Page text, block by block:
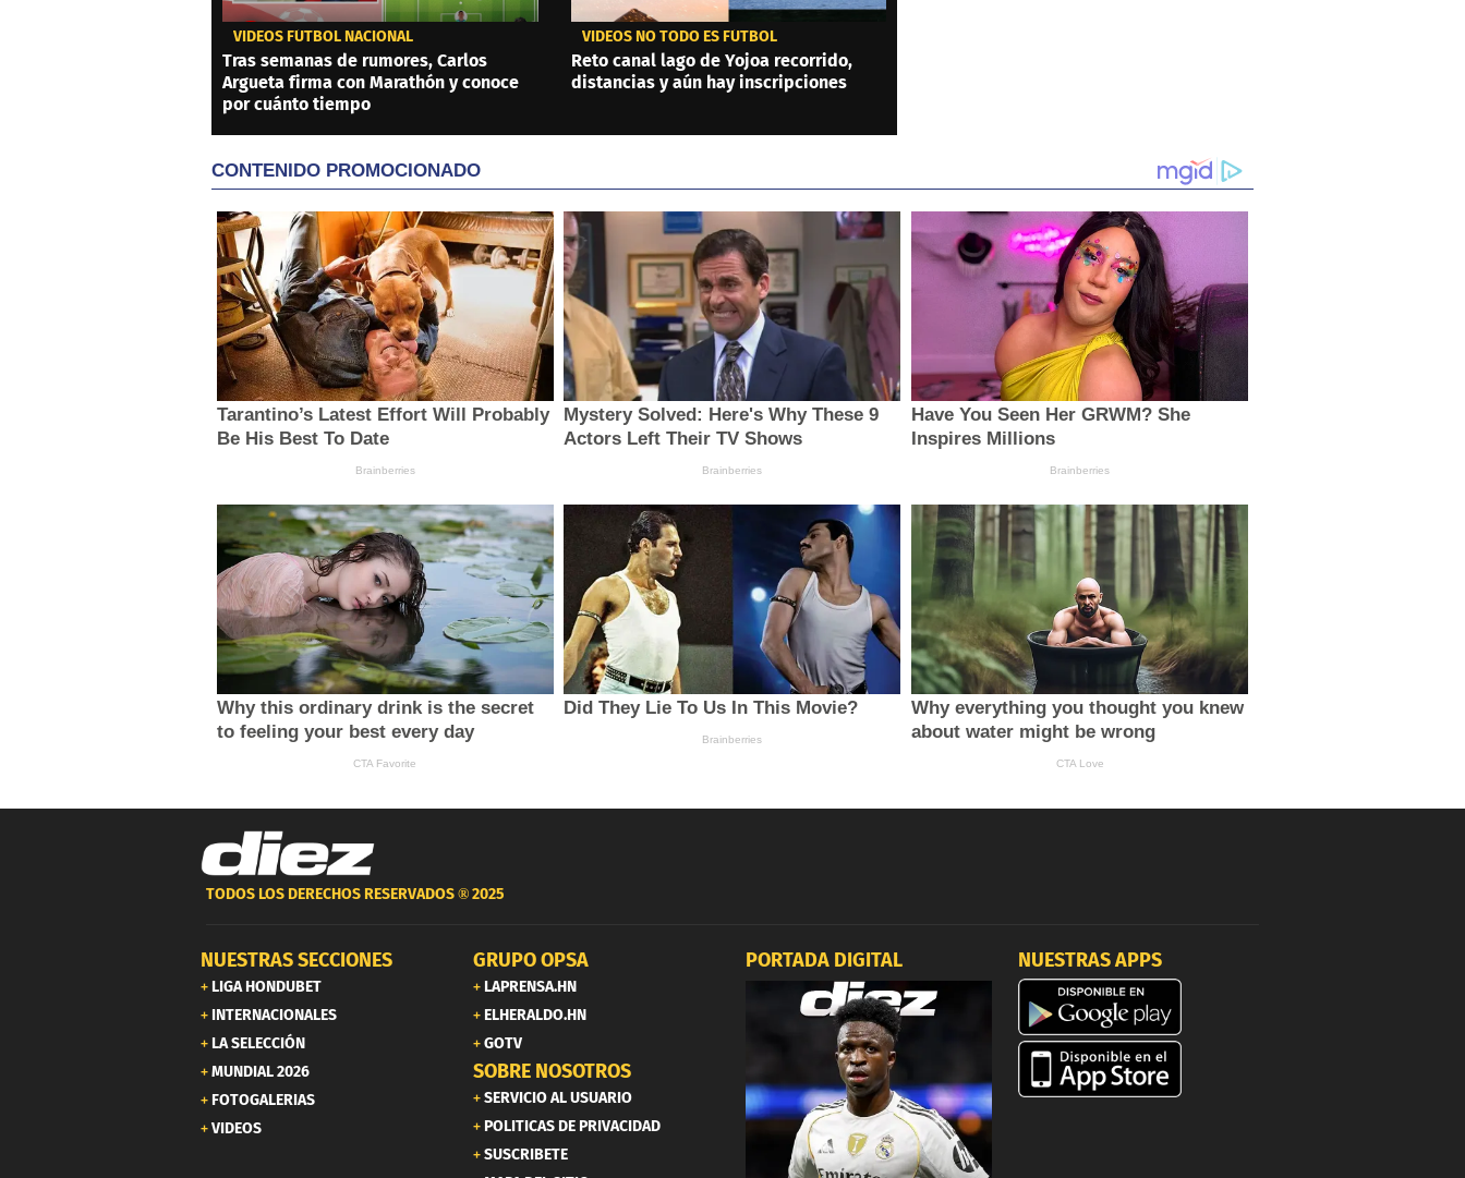
VIDEOS FÚTBOL NACIONAL
Tras semanas de rumores, Carlos
Argueta firma con Marathón y conoce
por cuánto tiempo
VIDEOS NO TODO ES FÚTBOL
Reto canal lago de Yojoa recorrido,
distancias y aún hay inscripciones
TODOS LOS DERECHOS RESERVADOS ®2025
NUESTRAS SECCIONES
LIGA HONDUBET
INTERNACIONALES
LA SELECCIÓN
MUNDIAL 2026
FOTOGALERIAS
VIDEOS
GRUPO OPSA
LAPRENSA.HN
ELHERALDO.HN
GOTV
SOBRE NOSOTROS
SERVICIO AL USUARIO
POLITICAS DE PRIVACIDAD
SUSCRIBETE
PORTADA DIGITAL NUESTRAS APPS